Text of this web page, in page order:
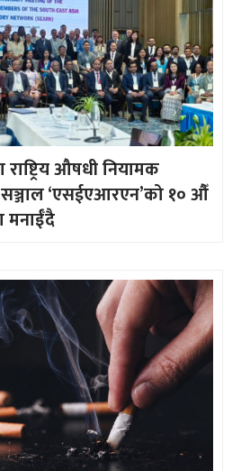
राष्ट्रिय औषधी नियामक
सञ्जाल ‘एसईएआरएन’को १० औँ
मनाईँदै